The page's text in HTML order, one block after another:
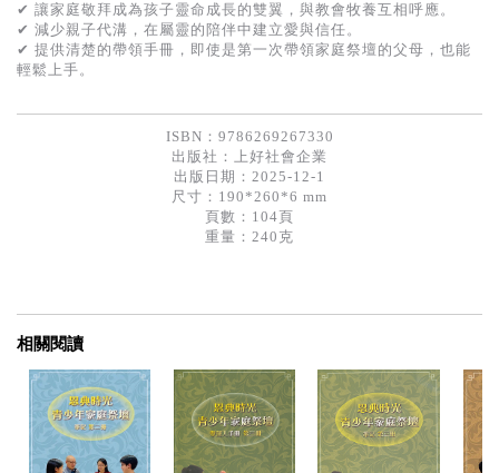
✔ 讓家庭敬拜成為孩子靈命成長的雙翼，與教會牧養互相呼應。
✔ 減少親子代溝，在屬靈的陪伴中建立愛與信任。
✔ 提供清楚的帶領手冊，即使是第一次帶領家庭祭壇的父母，也能
輕鬆上手。
ISBN：9786269267330
出版社： 上好社會企業
出版日期：2025-12-1
尺寸：190*260*6 mm
頁數：104頁
重量：240克
相關閱讀